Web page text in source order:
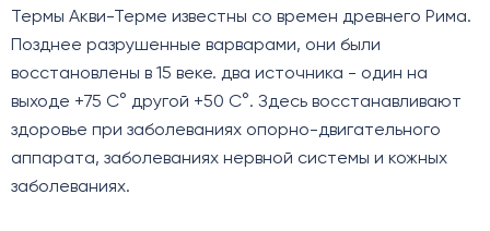
Термы Акви-Терме известны со времен древнего Рима.
Позднее разрушенные варварами, они были
восстановлены в 15 веке. два источника - один на
выходе +75 С° другой +50 С°. Здесь восстанавливают
здоровье при заболеваниях опорно-двигательного
аппарата, заболеваниях нервной системы и кожных
заболеваниях.